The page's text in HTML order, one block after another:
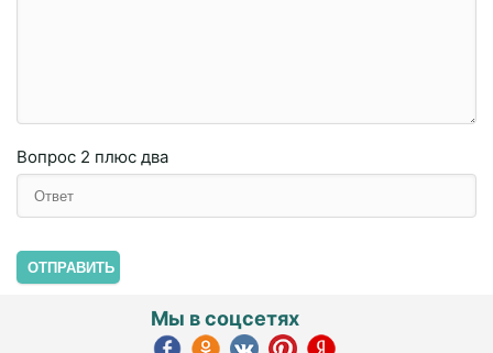
Вопрос 2 плюc двa
ОТПРАВИТЬ
Мы в соцсетях